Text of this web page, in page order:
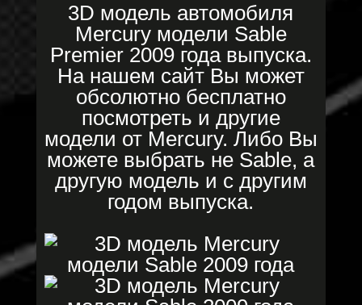
3D модель автомобиля
Mercury модели Sable
Premier 2009 года выпуска.
На нашем сайт Вы может
обсолютно бесплатно
посмотреть и другие
модели от Mercury. Либо Вы
можете выбрать не Sable, а
другую модель и с другим
годом выпуска.